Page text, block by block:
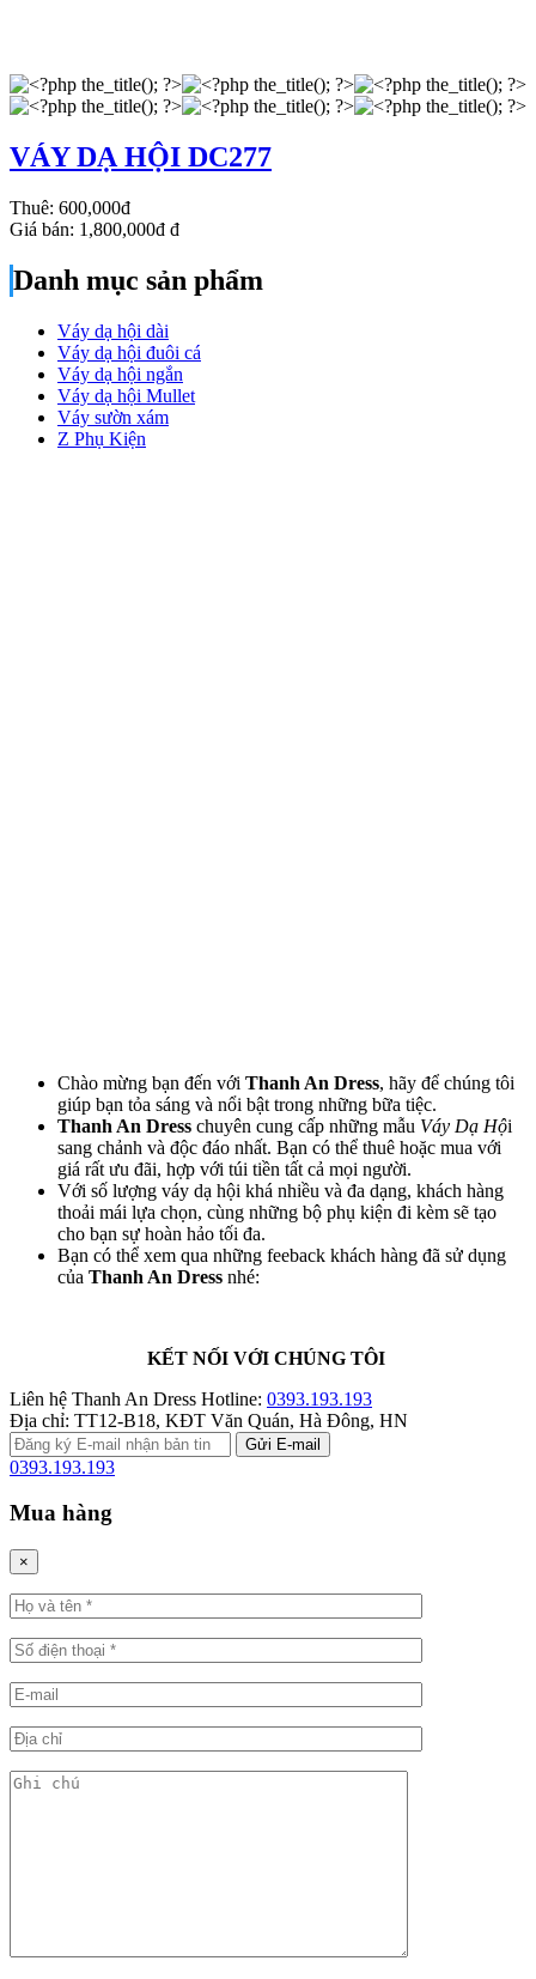
VÁY DẠ HỘI DC277
Thuê: 600,000đ
Giá bán: 1,800,000đ đ
Danh mục sản phẩm
Váy dạ hội dài
Váy dạ hội đuôi cá
Váy dạ hội ngắn
Váy dạ hội Mullet
Váy sườn xám
Z Phụ Kiện
Chào mừng bạn đến với Thanh An Dress, hãy để chúng tôi
giúp bạn tỏa sáng và nổi bật trong những bữa tiệc.
Thanh An Dress chuyên cung cấp những mẫu Váy Dạ Hội
sang chảnh và độc đáo nhất. Bạn có thể thuê hoặc mua với
giá rất ưu đãi, hợp với túi tiền tất cả mọi người.
Với số lượng váy dạ hội khá nhiều và đa dạng, khách hàng
thoải mái lựa chọn, cùng những bộ phụ kiện đi kèm sẽ tạo
cho bạn sự hoàn hảo tối đa.
Bạn có thể xem qua những feeback khách hàng đã sử dụng
của Thanh An Dress nhé:
KẾT NỐI VỚI CHÚNG TÔI
Liên hệ Thanh An Dress Hotline: 0393.193.193
Địa chỉ: TT12-B18, KĐT Văn Quán, Hà Đông, HN
0393.193.193
Mua hàng
×